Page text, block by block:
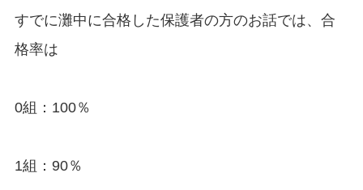
すでに灘中に合格した保護者の方のお話では、合
格率は
0組：100％
1組：90％